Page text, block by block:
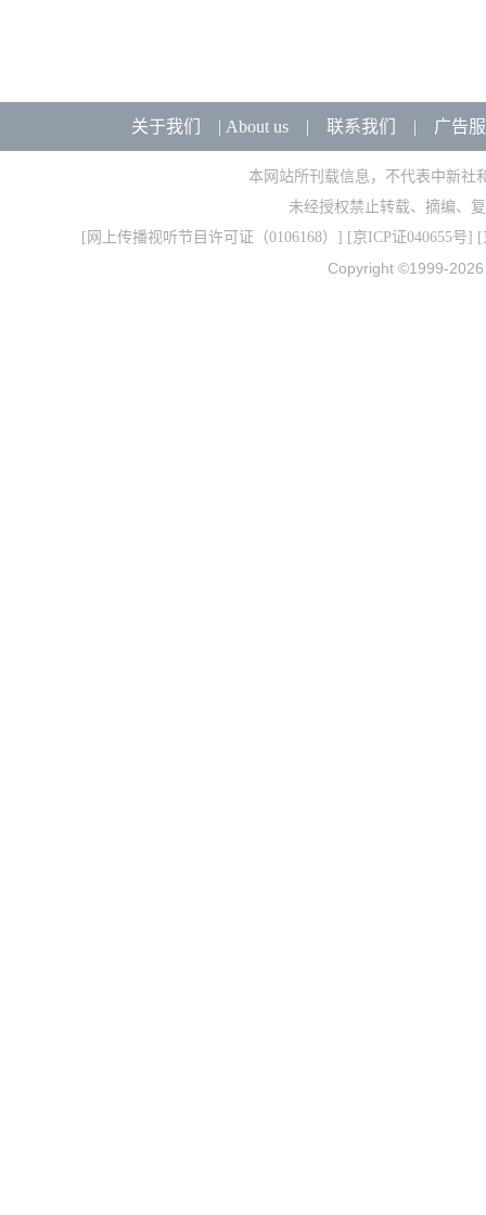
关于我们 | About us| 联系我们 | 广告
本网站所刊载信息，不代表中新社
未经授权禁止转载、摘编、
[ 网上传播视听节目许可证（0106168） ] [京ICP证040655号] [
Copyright ©1999-